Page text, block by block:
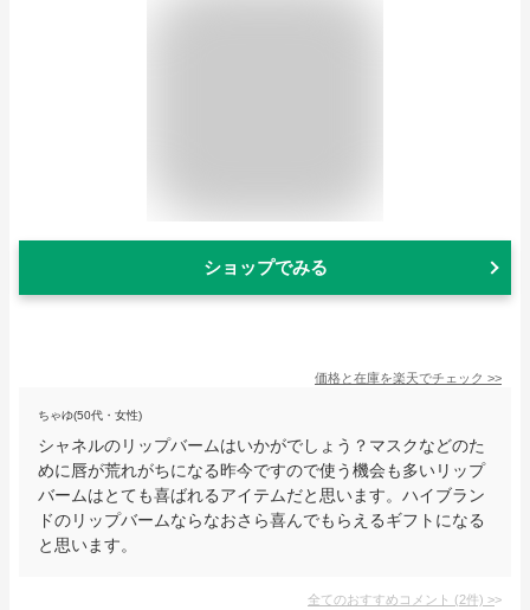
ショップでみる
価格と在庫を楽天でチェック >>
ちゃゆ(50代・女性)
シャネルのリップバームはいかがでしょう？マスクなどのた
めに唇が荒れがちになる昨今ですので使う機会も多いリップ
バームはとても喜ばれるアイテムだと思います。ハイブラン
ドのリップバームならなおさら喜んでもらえるギフトになる
と思います。
全てのおすすめコメント (2件) >